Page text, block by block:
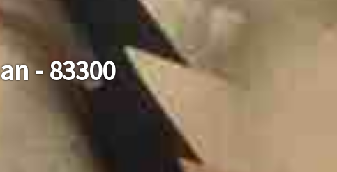
- 83300